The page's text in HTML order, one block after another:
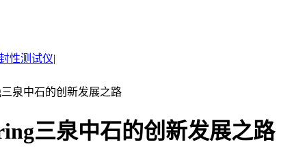
性测试仪|
泉中石的创新发展之路
三泉中石的创新发展之路